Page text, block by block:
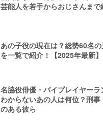
芸能人を若手からおじさんまで
あの子役の現在は？総勢60名
を一覧で紹介！【2025年最新】
名脇役俳優・バイプレイヤー
わからないあの人は何位？刑事
のある彼ら